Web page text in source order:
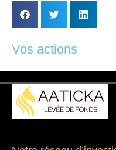
Vos actions